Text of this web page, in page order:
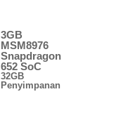
3GB
MSM8976
Snapdragon
652 SoC
32GB
Penyimpanan